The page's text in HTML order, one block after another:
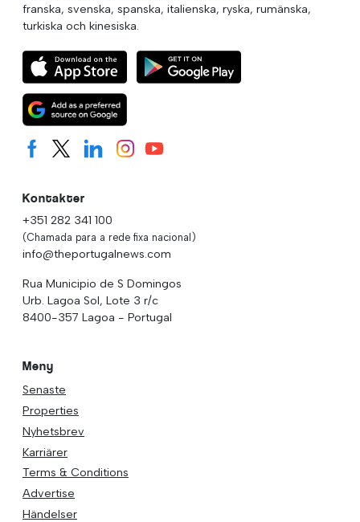
franska, svenska, spanska, italienska, ryska, rumänska,
turkiska och kinesiska.
Kontakter
+351 282 341 100
(Chamada para a rede fixa nacional)
info@theportugalnews.com
Rua Municipio de S Domingos
Urb. Lagoa Sol, Lote 3 r/c
8400-357 Lagoa - Portugal
Meny
Senaste
Properties
Nyhetsbrev
Karriärer
Terms & Conditions
Advertise
Händelser